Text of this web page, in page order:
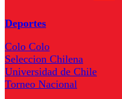
Deportes
Colo Colo
Seleccion Chilena
Universidad de Chile
Torneo Nacional